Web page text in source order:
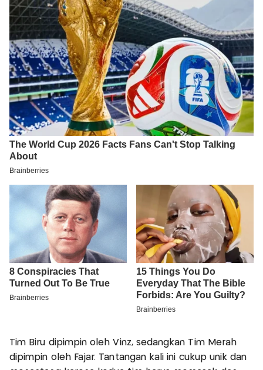
Tim Biru dipimpin oleh Vinz, sedangkan Tim Merah
dipimpin oleh Fajar. Tantangan kali ini cukup unik dan